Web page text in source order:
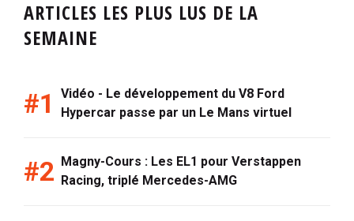
ARTICLES LES PLUS LUS DE LA
SEMAINE
Vidéo - Le développement du V8 Ford
Hypercar passe par un Le Mans virtuel
Magny-Cours : Les EL1 pour Verstappen
Racing, triplé Mercedes-AMG